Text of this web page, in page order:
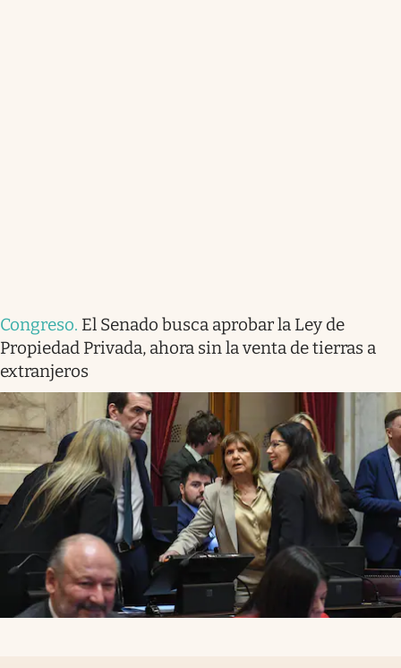
Congreso. El Senado busca aprobar la Ley de
Propiedad Privada, ahora sin la venta de tierras a
extranjeros